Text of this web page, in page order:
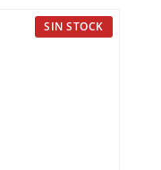
SIN STOCK